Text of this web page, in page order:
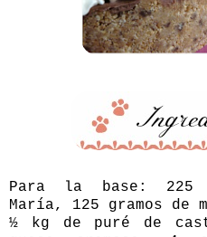
Para la base: 225
María, 125 gramos de
½ kg de puré de